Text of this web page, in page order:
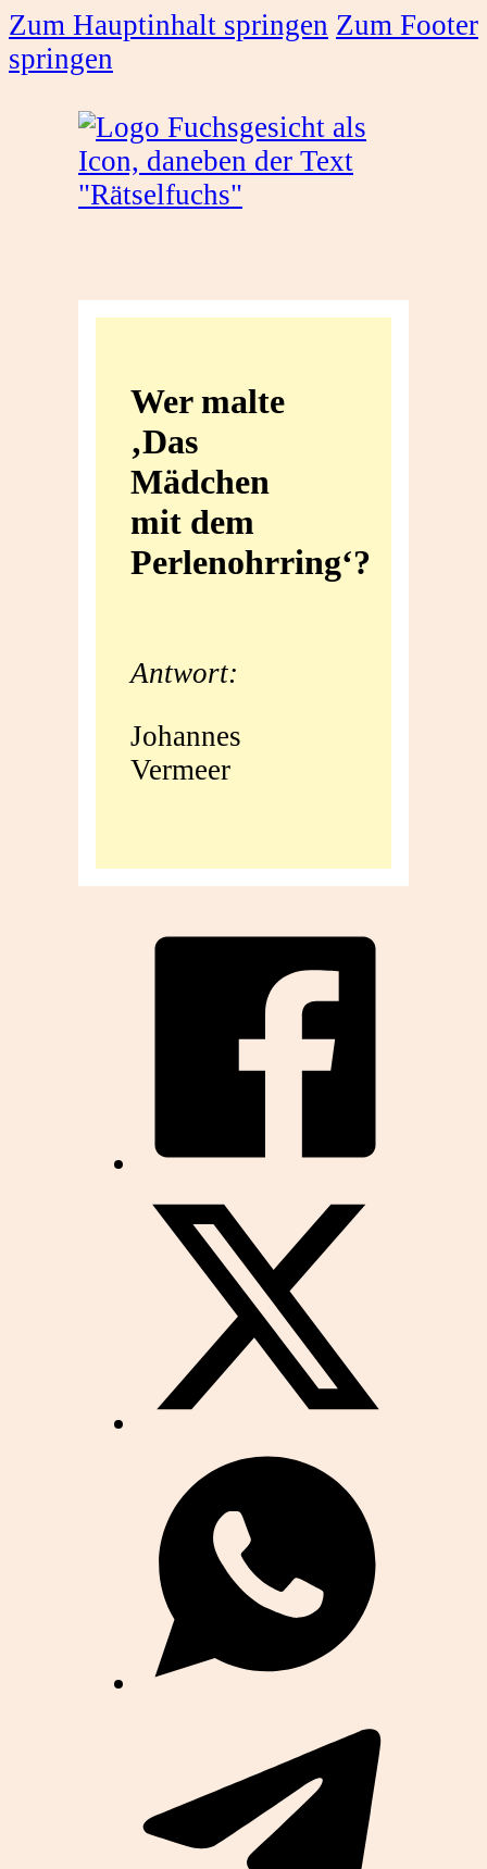
Zum Hauptinhalt springen Zum Footer
springen
Mädchen
Wer malte
‚Das
Mädchen
mit dem
Perlenohrring‘?
Antwort:
Johannes
Vermeer